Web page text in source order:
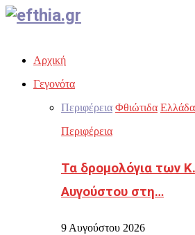
Facebook
Twitter
Instagram
Youtube
Email
Αρχική
Γεγονότα
Περιφέρεια Φθιώτιδα Ελλάδα
Περιφέρεια
Τα δρομολόγια των
Αυγούστου στη…
9 Αυγούστου 2026